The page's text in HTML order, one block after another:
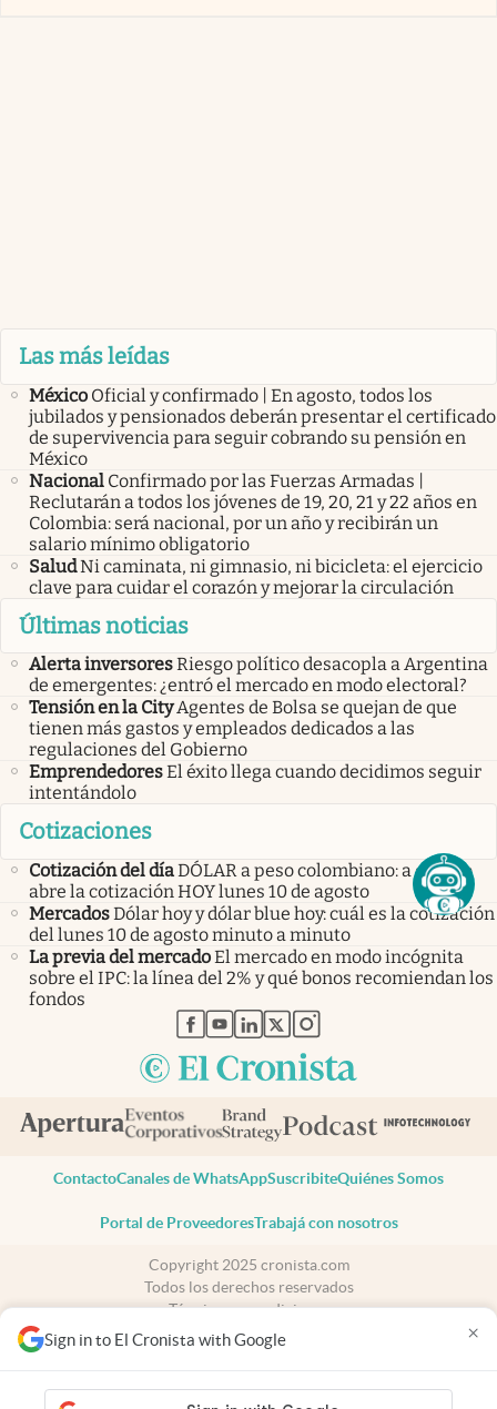
Sign in to El Cronista with Google ×
Las más leídas
México Oficial y confirmado | En agosto, todos los
jubilados y pensionados deberán presentar el certificado
de supervivencia para seguir cobrando su pensión en
México
Nacional Confirmado por las Fuerzas Armadas |
Reclutarán a todos los jóvenes de 19, 20, 21 y 22 años en
Colombia: será nacional, por un año y recibirán un
salario mínimo obligatorio
SaludNi caminata, ni gimnasio, ni bicicleta: el ejercicio
clave para cuidar el corazón y mejorar la circulación
Últimas noticias
Alerta inversoresRiesgo político desacopla a Argentina
de emergentes: ¿entró el mercado en modo electoral?
Tensión en la CityAgentes de Bolsa se quejan de que
tienen más gastos y empleados dedicados a las
regulaciones del Gobierno
EmprendedoresEl éxito llega cuando decidimos seguir
intentándolo
Cotizaciones
Cotización del díaDÓLAR a peso colombiano: a cuánto
abre la cotización HOY lunes 10 de agosto
MercadosDólar hoy y dólar blue hoy: cuál es la cotización
del lunes 10 de agosto minuto a minuto
La previa del mercadoEl mercado en modo incógnita
sobre el IPC: la línea del 2% y qué bonos recomiendan los
fondos
abre en nueva pestaña
abre en nueva pestaña
abre en nueva pestaña
abre en nueva pestaña
abre en nueva pestaña
ContactoCanales de WhatsAppSuscribiteQuiénes Somos
Portal de ProveedoresTrabajá con nosotros
Copyright 2025 cronista.com
Todos los derechos reservados
Términos y condiciones
Privacidad
Consentimiento